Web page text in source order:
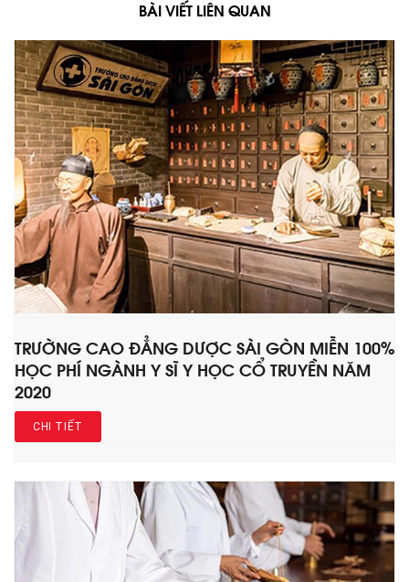
BÀI VIẾT LIÊN QUAN
TRƯỜNG CAO ĐẲNG DƯỢC SÀI GÒN MIỄN 100%
HỌC PHÍ NGÀNH Y SĨ Y HỌC CỔ TRUYỀN NĂM
2020
CHI TIẾT